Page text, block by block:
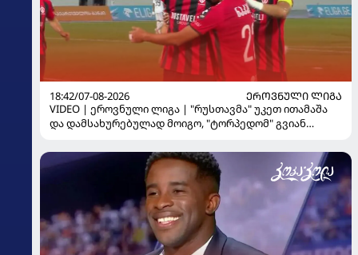
18:42/07-08-2026
ᲔᲠᲝᲕᲜᲣᲚᲘ ᲚᲘᲒᲐ
VIDEO | ეროვნული ლიგა | "რუსთავმა" უკეთ ითამაშა
და დამსახურებულად მოიგო, "ტორპედომ" გვიან